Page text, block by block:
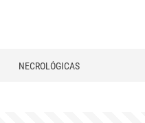
NECROLÓGICAS